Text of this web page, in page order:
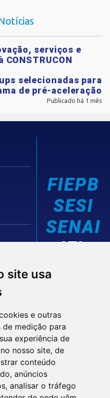
site usa
e outras
medição para
experiência de
nosso site, de
conteúdo
anúncios
analisar o tráfego
serviços e
selecionadas para
de pré-aceleração
Publicado há 1 mês
FIEPB
SESI
SENAI
IEL
Sociais